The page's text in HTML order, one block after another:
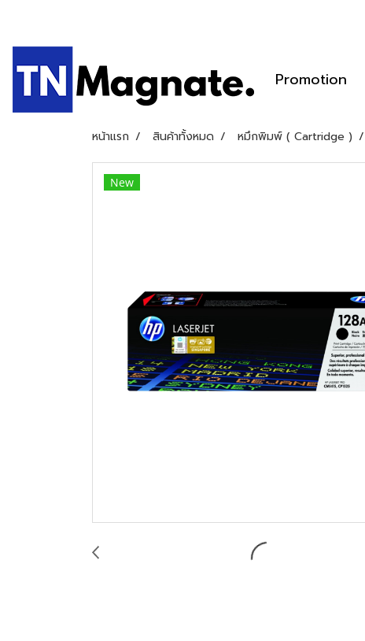
Promotion
หน้าแรก สินค้าทั้งหมด หมึกพิมพ์ ( Cartridge )
New